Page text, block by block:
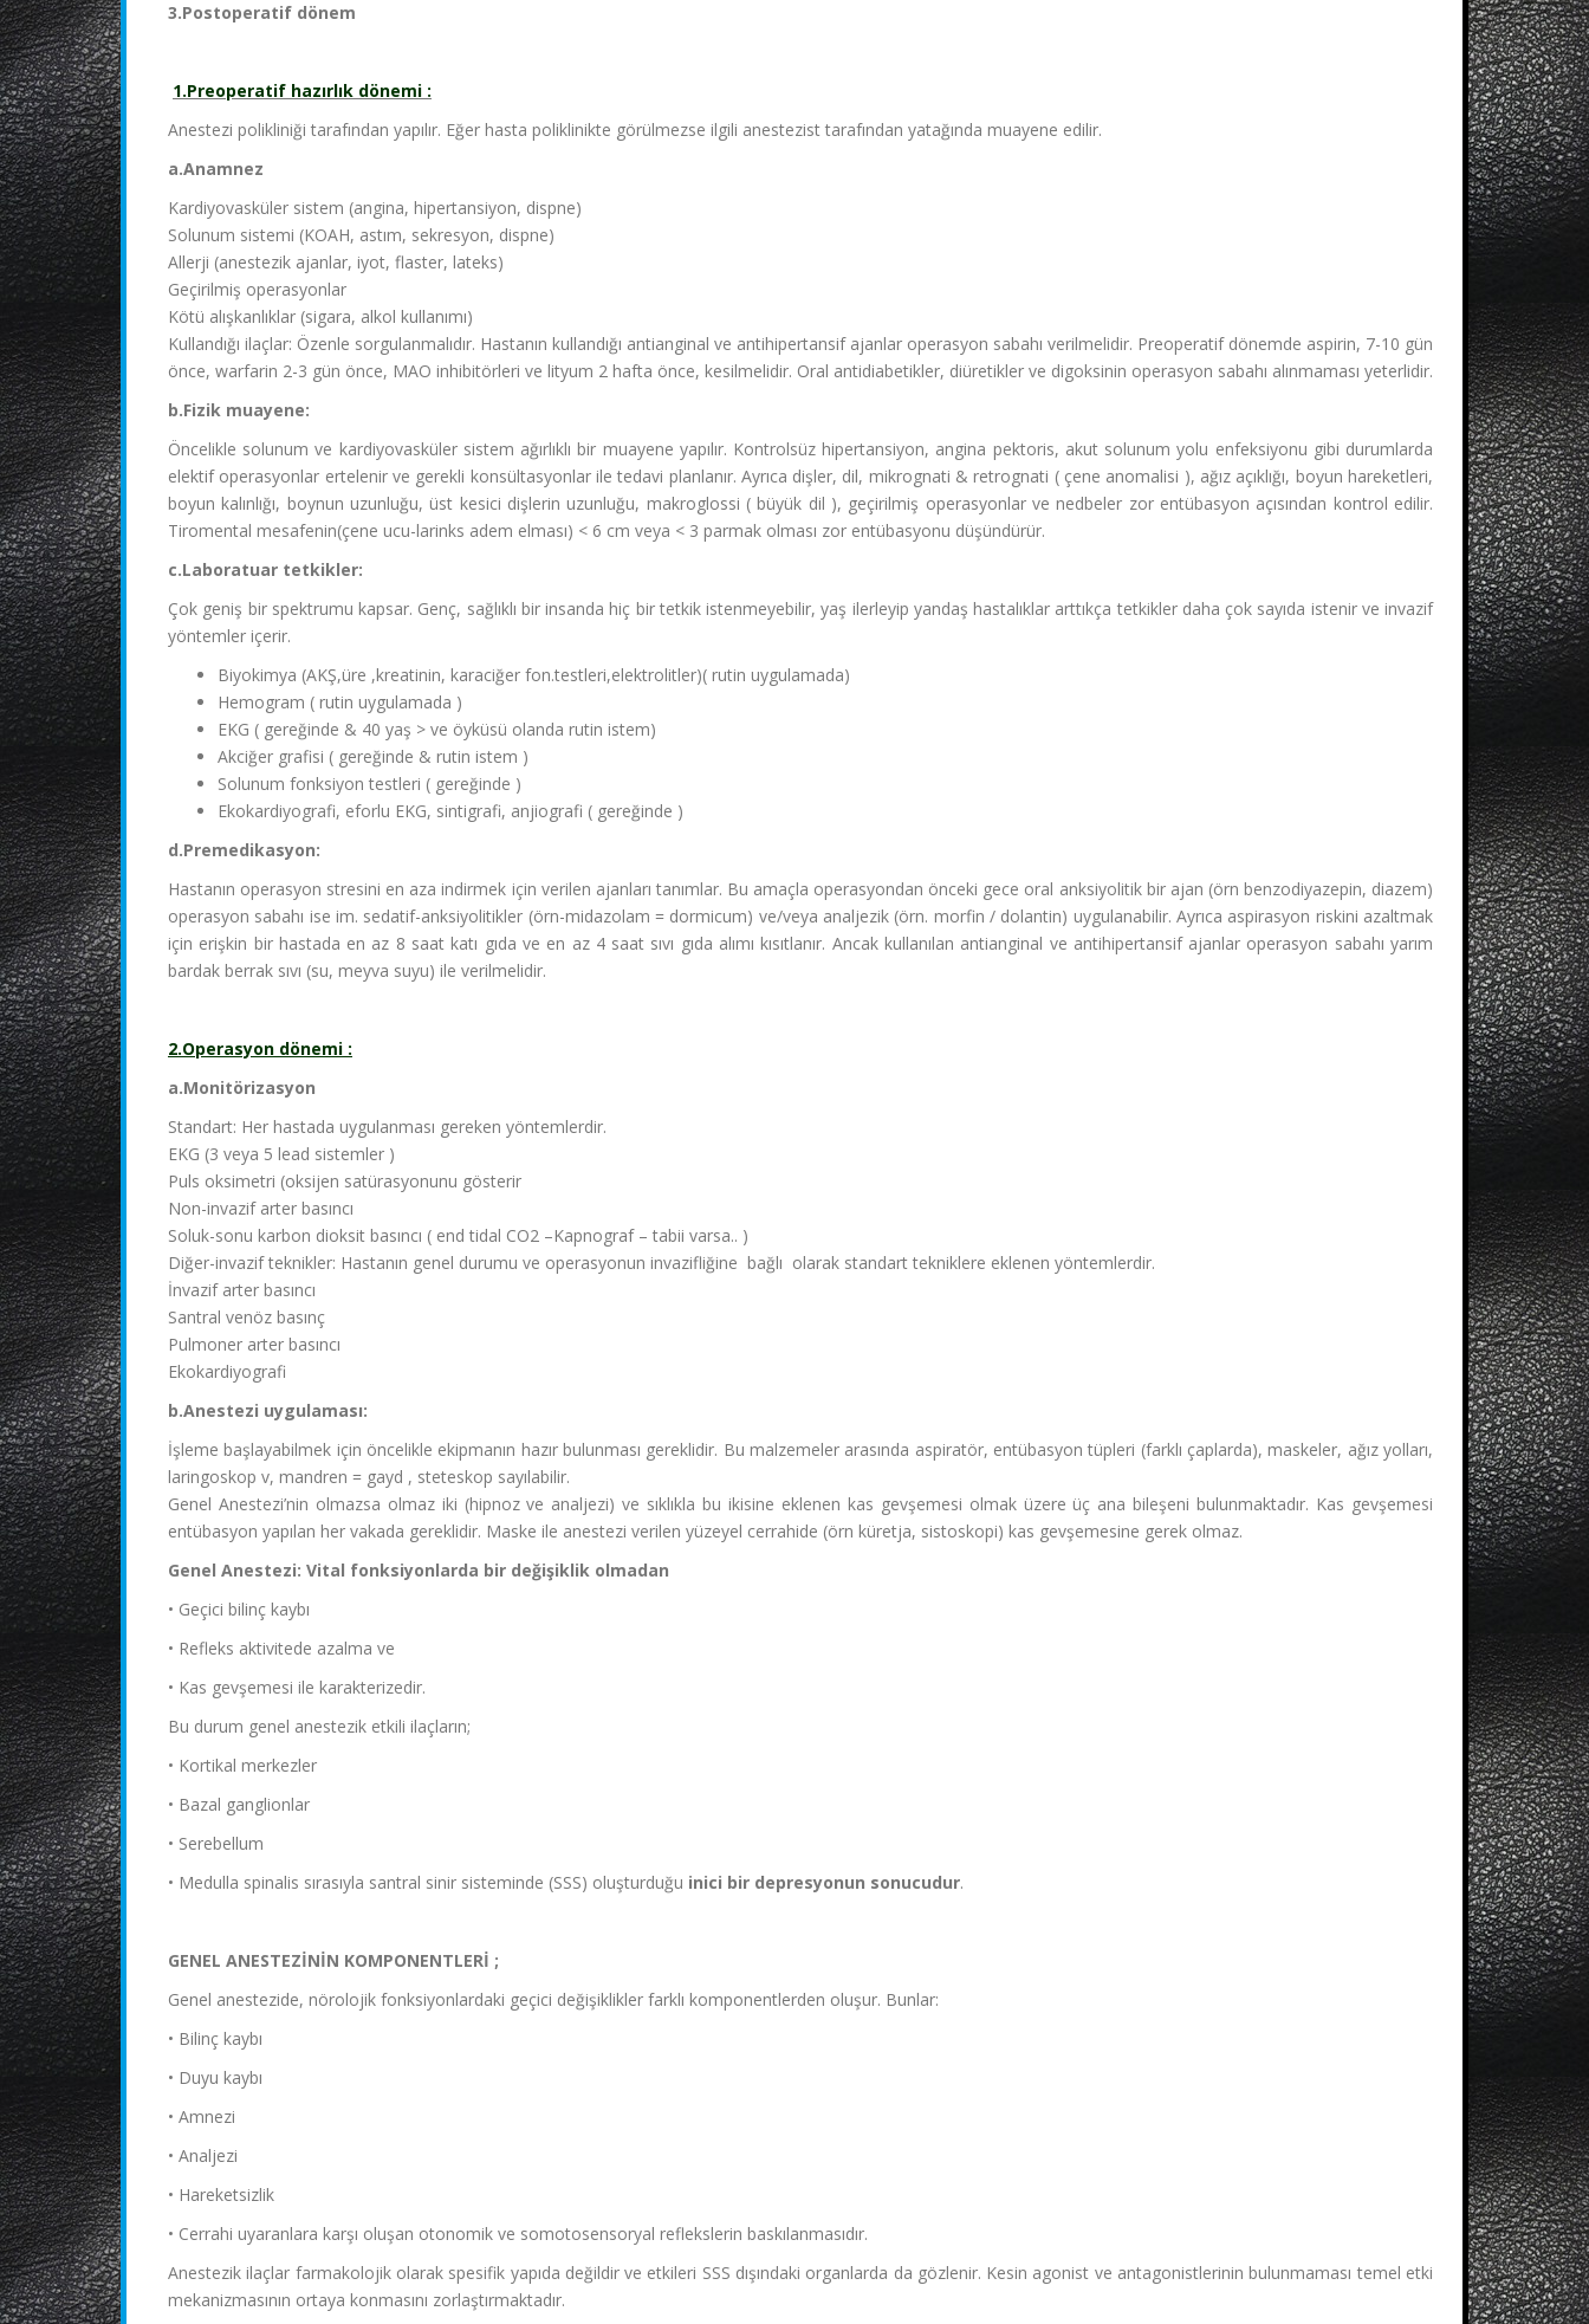
3.Postoperatif dönem
1.Preoperatif hazırlık dönemi :
Anestezi polikliniği tarafından yapılır. Eğer hasta poliklinikte görülmezse ilgili anestezist tarafından yatağında muayene edilir.
a.Anamnez
Kardiyovasküler sistem (angina, hipertansiyon, dispne)
Solunum sistemi (KOAH, astım, sekresyon, dispne)
Allerji (anestezik ajanlar, iyot, flaster, lateks)
Geçirilmiş operasyonlar
Kötü alışkanlıklar (sigara, alkol kullanımı)
Kullandığı ilaçlar: Özenle sorgulanmalıdır. Hastanın kullandığı antianginal ve antihipertansif ajanlar operasyon sabahı verilmelidir. Preoperatif dönemde aspirin, 7-10 gün
önce, warfarin 2-3 gün önce, MAO inhibitörleri ve lityum 2 hafta önce, kesilmelidir. Oral antidiabetikler, diüretikler ve digoksinin operasyon sabahı alınmaması yeterlidir.
b.Fizik muayene:
Öncelikle solunum ve kardiyovasküler sistem ağırlıklı bir muayene yapılır. Kontrolsüz hipertansiyon, angina pektoris, akut solunum yolu enfeksiyonu gibi durumlarda
elektif operasyonlar ertelenir ve gerekli konsültasyonlar ile tedavi planlanır. Ayrıca dişler, dil, mikrognati & retrognati ( çene anomalisi ), ağız açıklığı, boyun hareketleri,
boyun kalınlığı, boynun uzunluğu, üst kesici dişlerin uzunluğu, makroglossi ( büyük dil ), geçirilmiş operasyonlar ve nedbeler zor entübasyon açısından kontrol edilir.
Tiromental mesafenin(çene ucu-larinks adem elması) < 6 cm veya < 3 parmak olması zor entübasyonu düşündürür.
c.Laboratuar tetkikler:
Çok geniş bir spektrumu kapsar. Genç, sağlıklı bir insanda hiç bir tetkik istenmeyebilir, yaş ilerleyip yandaş hastalıklar arttıkça tetkikler daha çok sayıda istenir ve invazif
yöntemler içerir.
Biyokimya (AKŞ,üre ,kreatinin, karaciğer fon.testleri,elektrolitler)( rutin uygulamada)
Hemogram ( rutin uygulamada )
EKG ( gereğinde & 40 yaş > ve öyküsü olanda rutin istem)
Akciğer grafisi ( gereğinde & rutin istem )
Solunum fonksiyon testleri ( gereğinde )
Ekokardiyografi, eforlu EKG, sintigrafi, anjiografi ( gereğinde )
d.Premedikasyon:
Hastanın operasyon stresini en aza indirmek için verilen ajanları tanımlar. Bu amaçla operasyondan önceki gece oral anksiyolitik bir ajan (örn benzodiyazepin, diazem)
operasyon sabahı ise im. sedatif-anksiyolitikler (örn-midazolam = dormicum) ve/veya analjezik (örn. morfin / dolantin) uygulanabilir. Ayrıca aspirasyon riskini azaltmak
için erişkin bir hastada en az 8 saat katı gıda ve en az 4 saat sıvı gıda alımı kısıtlanır. Ancak kullanılan antianginal ve antihipertansif ajanlar operasyon sabahı yarım
bardak berrak sıvı (su, meyva suyu) ile verilmelidir.
2.Operasyon dönemi :
a.Monitörizasyon
Standart: Her hastada uygulanması gereken yöntemlerdir.
EKG (3 veya 5 lead sistemler )
Puls oksimetri (oksijen satürasyonunu gösterir
Non-invazif arter basıncı
Soluk-sonu karbon dioksit basıncı ( end tidal CO2 –Kapnograf – tabii varsa.. )
Diğer-invazif teknikler: Hastanın genel durumu ve operasyonun invazifliğine bağlı olarak standart tekniklere eklenen yöntemlerdir.
İnvazif arter basıncı
Santral venöz basınç
Pulmoner arter basıncı
Ekokardiyografi
b.Anestezi uygulaması:
İşleme başlayabilmek için öncelikle ekipmanın hazır bulunması gereklidir. Bu malzemeler arasında aspiratör, entübasyon tüpleri (farklı çaplarda), maskeler, ağız yolları,
laringoskop v, mandren = gayd , steteskop sayılabilir.
Genel Anestezi’nin olmazsa olmaz iki (hipnoz ve analjezi) ve sıklıkla bu ikisine eklenen kas gevşemesi olmak üzere üç ana bileşeni bulunmaktadır. Kas gevşemesi
entübasyon yapılan her vakada gereklidir. Maske ile anestezi verilen yüzeyel cerrahide (örn küretja, sistoskopi) kas gevşemesine gerek olmaz.
Genel Anestezi: Vital fonksiyonlarda bir değişiklik olmadan
• Geçici bilinç kaybı
• Refleks aktivitede azalma ve
• Kas gevşemesi ile karakterizedir.
Bu durum genel anestezik etkili ilaçların;
• Kortikal merkezler
• Bazal ganglionlar
• Serebellum
• Medulla spinalis sırasıyla santral sinir sisteminde (SSS) oluşturduğu inici bir depresyonun sonucudur.
GENEL ANESTEZİNİN KOMPONENTLERİ ;
Genel anestezide, nörolojik fonksiyonlardaki geçici değişiklikler farklı komponentlerden oluşur. Bunlar:
• Bilinç kaybı
• Duyu kaybı
• Amnezi
• Analjezi
• Hareketsizlik
• Cerrahi uyaranlara karşı oluşan otonomik ve somotosensoryal reflekslerin baskılanmasıdır.
Anestezik ilaçlar farmakolojik olarak spesifik yapıda değildir ve etkileri SSS dışındaki organlarda da gözlenir. Kesin agonist ve antagonistlerinin bulunmaması temel etki
mekanizmasının ortaya konmasını zorlaştırmaktadır.